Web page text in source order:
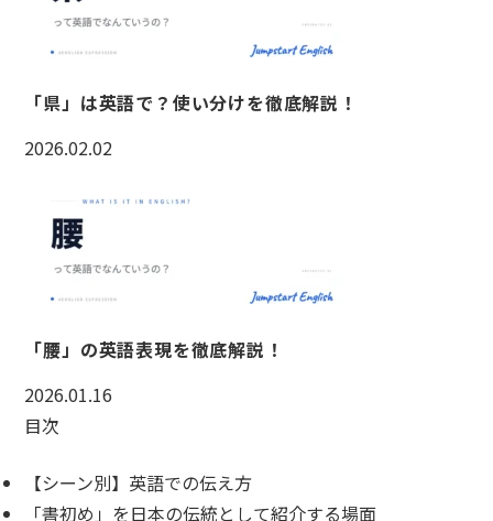
「県」は英語で？使い分けを徹底解説！
2026.02.02
「腰」の英語表現を徹底解説！
2026.01.16
目次
【シーン別】英語での伝え方
「書初め」を日本の伝統として紹介する場面